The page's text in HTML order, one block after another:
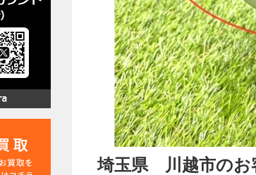
埼玉県 川越市のお